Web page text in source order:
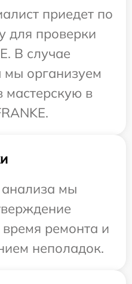
приедет по
для проверки
В случае
организуем
мастерскую в
анализа мы
ремонта и
неполадок.